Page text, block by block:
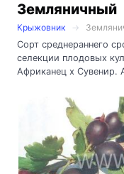
Земляничный
Крыжовник
Сорт среднераннего
селекции плодовых
Африканец х Сувенир.